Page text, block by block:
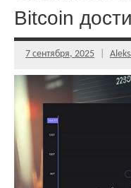
Bitcoin
7 сентября, 2025